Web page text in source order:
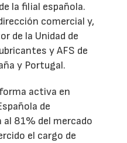
la filial española.
comercial y,
de la Unidad de
y AFS de
y Portugal.
activa en
de
al 81% del mercado
el cargo de